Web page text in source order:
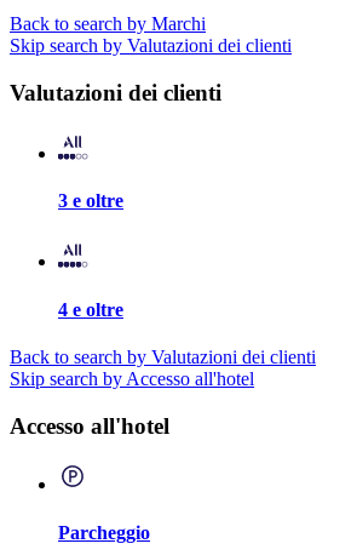
Back to search by Marchi
Skip search by Valutazioni dei clienti
Valutazioni dei clienti
3 e oltre
4 e oltre
Back to search by Valutazioni dei clienti
Skip search by Accesso all'hotel
Accesso all'hotel
Parcheggio